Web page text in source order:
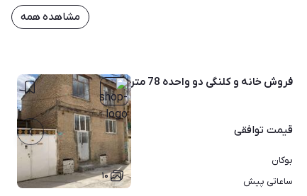
مشاهده همه
۱۰
فروش خانه و کلنگی دو واحده 78 متر در بوکان
قیمت توافقی
بوکان
ساعاتی پیش